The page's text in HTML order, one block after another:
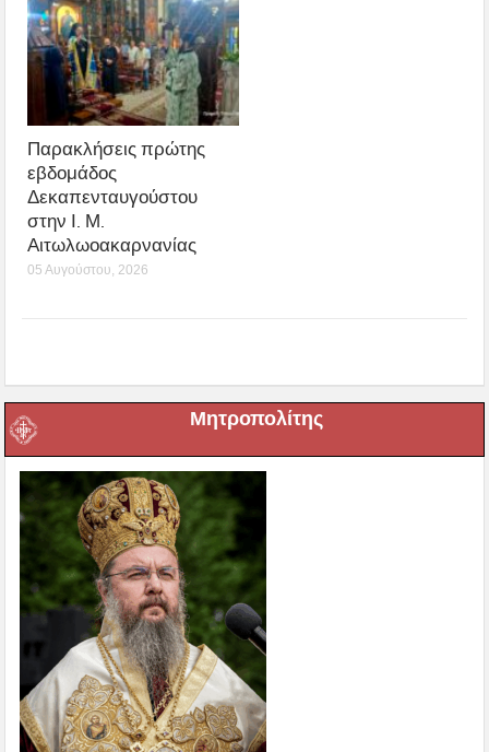
Παρακλήσεις πρώτης
εβδομάδος
Δεκαπενταυγούστου
στην Ι. Μ.
Αιτωλωοακαρνανίας
05 Αυγούστου, 2026
Μητροπολίτης